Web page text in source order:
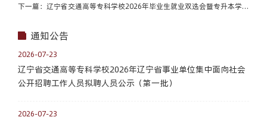
科学校拟进入面试人员现场资格复审通知
下一篇：辽宁省交通高等专科学校2026年毕业生就业双选会暨专升本学生
通知公告
2026-07-23
辽宁省交通高等专科学校2026年辽宁省事业单位集中面向社会
公开招聘工作人员拟聘人员公示（第一批）
2026-07-23